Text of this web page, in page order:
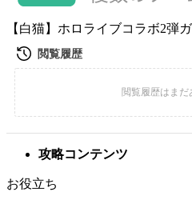
【白猫】ホロライブコラボ2弾
攻略コンテンツ
お役立ち